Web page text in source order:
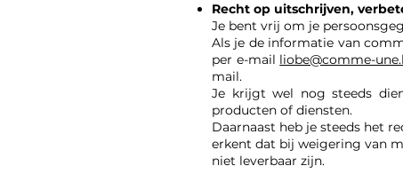
Recht op uitschrijven,
Je bent vrij om je
Als je de informatie van
per e-mail liobe@comme-
mail.
Je krijgt wel nog steeds
producten of diensten.
Daarnaast heb je steeds het
erkent dat bij weigering van
niet leverbaar zijn.